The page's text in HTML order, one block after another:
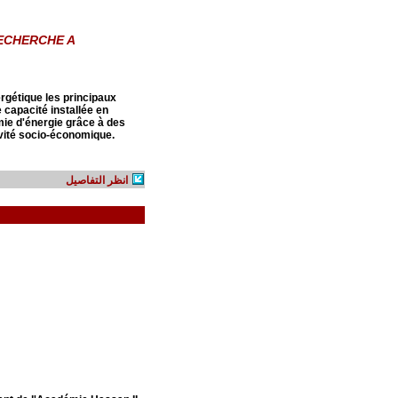
A
les principaux
capacité installée en
d'énergie grâce à des
socio-économique.
انظر التفاصيل